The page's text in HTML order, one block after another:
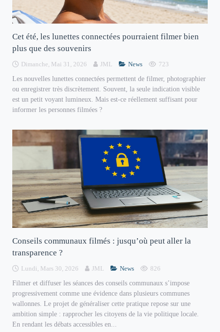
Cet été, les lunettes connectées pourraient filmer bien
plus que des souvenirs
Dimanche, Mai 31, 2026 JML News 723
Les nouvelles lunettes connectées permettent de filmer, photographier
ou enregistrer très discrètement. Souvent, la seule indication visible
est un petit voyant lumineux. Mais est-ce réellement suffisant pour
informer les personnes filmées ?
Conseils communaux filmés : jusqu’où peut aller la
transparence ?
Lundi, Mars 30, 2026 JML News 826
Filmer et diffuser les séances des conseils communaux s’impose
progressivement comme une évidence dans plusieurs communes
wallonnes. Le projet de généraliser cette pratique repose sur une
ambition simple : rapprocher les citoyens de la vie politique locale.
En rendant les débats accessibles en...